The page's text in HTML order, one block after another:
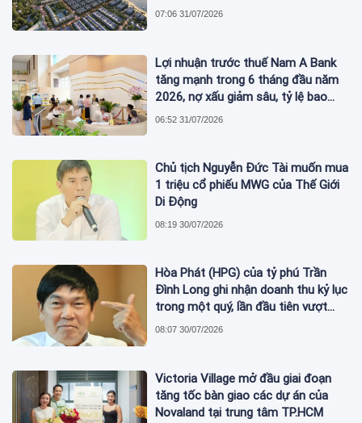
07:06 31/07/2026
Lợi nhuận trước thuế Nam A Bank
tăng mạnh trong 6 tháng đầu năm
2026, nợ xấu giảm sâu, tỷ lệ bao
phủ nợ xấu tăng vượt trội
06:52 31/07/2026
Chủ tịch Nguyễn Đức Tài muốn mua
1 triệu cổ phiếu MWG của Thế Giới
Di Động
08:19 30/07/2026
Hòa Phát (HPG) của tỷ phú Trần
Đình Long ghi nhận doanh thu kỷ lục
trong một quý, lần đầu tiên vượt
mức 2 tỷ USD
08:07 30/07/2026
Victoria Village mở đầu giai đoạn
tăng tốc bàn giao các dự án của
Novaland tại trung tâm TP.HCM